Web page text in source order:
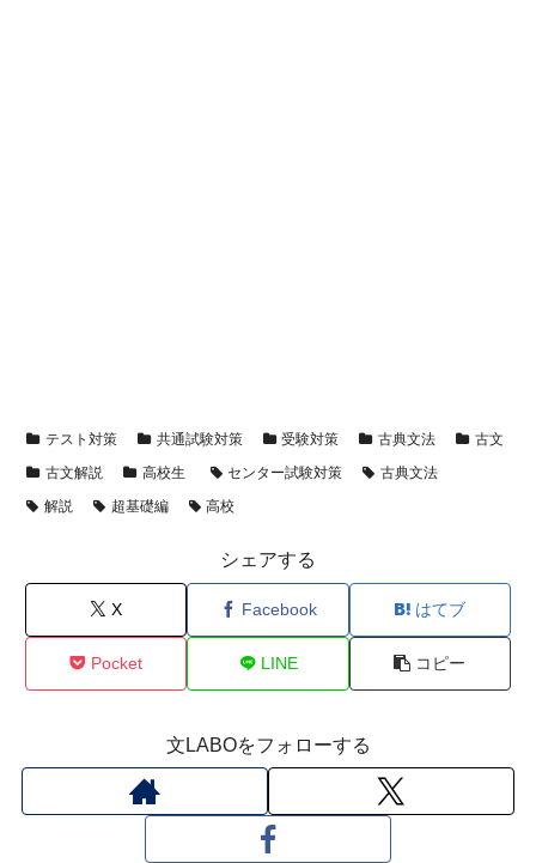
テスト対策 共通試験対策 受験対策 古典文法
古文
古文解説
高校生 センター試験対策
古典文法
解説
超基礎編 高校
シェアする
X Facebook はてブ
Pocket LINE コピー
文LABOをフォローする